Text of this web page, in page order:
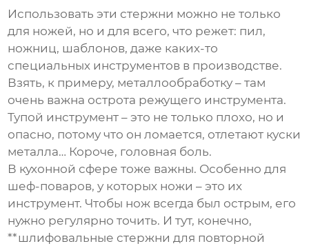
Использовать эти стержни можно не только
для ножей, но и для всего, что режет: пил,
ножниц, шаблонов, даже каких-то
специальных инструментов в производстве.
Взять, к примеру, металлообработку – там
очень важна острота режущего инструмента.
Тупой инструмент – это не только плохо, но и
опасно, потому что он ломается, отлетают куски
металла… Короче, головная боль.
В кухонной сфере тоже важны. Особенно для
шеф-поваров, у которых ножи – это их
инструмент. Чтобы нож всегда был острым, его
нужно регулярно точить. И тут, конечно,
**шлифовальные стержни для повторной